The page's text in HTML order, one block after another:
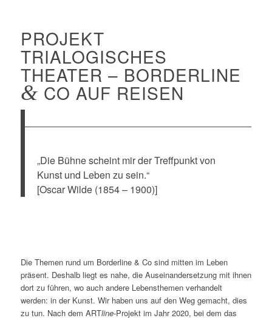
PROJEKT
TRIALOGISCHES
THEATER – BORDERLINE
& CO AUF REISEN
„Die Bühne scheint mir der Treffpunkt von
Kunst und Leben zu sein.“
[Oscar Wilde (1854 – 1900)]
Die Themen rund um Borderline & Co sind mitten im Leben
präsent. Deshalb liegt es nahe, die Auseinandersetzung mit ihnen
dort zu führen, wo auch andere Lebensthemen verhandelt
werden: in der Kunst. Wir haben uns auf den Weg gemacht, dies
zu tun. Nach dem ARTline-Projekt im Jahr 2020, bei dem das